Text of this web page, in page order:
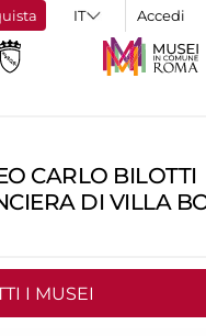
Accedi
CARLO BILOTTI
DI VILLA
I MUSEI